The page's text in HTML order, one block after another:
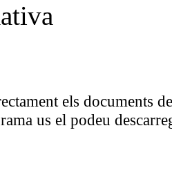
els documents
us el podeu